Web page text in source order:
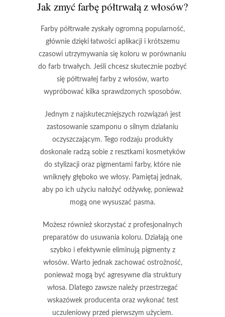
Jak zmyć farbę półtrwałą z włosów?
Farby półtrwałezyskały ogromną popularność,
głównie dzięki łatwości aplikacji i krótszemu
czasowi utrzymywania się koloru w porównaniu
do farb trwałych. Jeśli chcesz skutecznie pozbyć
się półtrwałej farby z włosów, warto
wypróbować kilka sprawdzonych sposobów.
Jednym z najskuteczniejszych rozwiązań jest
zastosowanie szamponu o silnym działaniu
oczyszczającym. Tego rodzaju produkty
doskonale radzą sobie z resztkami kosmetyków
do stylizacji oraz pigmentami farby, które nie
wniknęły głęboko we włosy. Pamiętaj jednak,
aby po ich użyciu nałożyć odżywkę, ponieważ
mogą one wysuszać pasma.
Możesz również skorzystać z profesjonalnych
preparatów do usuwania koloru. Działają one
szybko i efektywnie eliminują pigmenty z
włosów. Warto jednak zachować ostrożność,
ponieważ mogą być agresywne dla struktury
włosa. Dlatego zawsze należy przestrzegać
wskazówek producenta oraz wykonać test
uczuleniowy przed pierwszym użyciem.